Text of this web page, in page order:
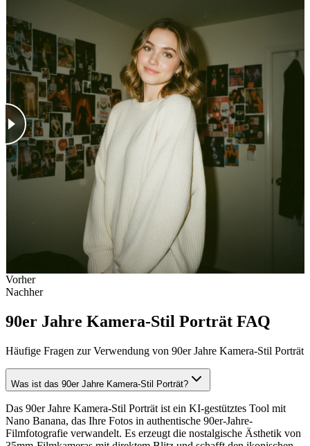
Vorher
Nachher
90er Jahre Kamera-Stil Porträt FAQ
Häufige Fragen zur Verwendung von 90er Jahre Kamera-Stil Porträt
Was ist das 90er Jahre Kamera-Stil Porträt?
Das 90er Jahre Kamera-Stil Porträt ist ein KI-gestütztes Tool mit
Nano Banana, das Ihre Fotos in authentische 90er-Jahre-
Filmfotografie verwandelt. Es erzeugt die nostalgische Ästhetik von